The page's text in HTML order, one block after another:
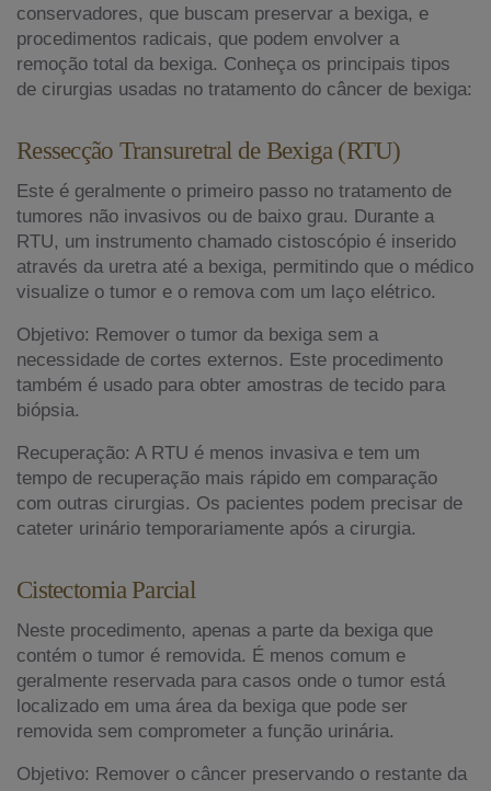
conservadores, que buscam preservar a bexiga, e
procedimentos radicais, que podem envolver a
remoção total da bexiga. Conheça os principais tipos
de cirurgias usadas no tratamento do câncer de bexiga:
Ressecção Transuretral de Bexiga (RTU)
Este é geralmente o primeiro passo no tratamento de
tumores não invasivos ou de baixo grau. Durante a
RTU, um instrumento chamado cistoscópio é inserido
através da uretra até a bexiga, permitindo que o médico
visualize o tumor e o remova com um laço elétrico.
Objetivo: Remover o tumor da bexiga sem a
necessidade de cortes externos. Este procedimento
também é usado para obter amostras de tecido para
biópsia.
Recuperação: A RTU é menos invasiva e tem um
tempo de recuperação mais rápido em comparação
com outras cirurgias. Os pacientes podem precisar de
cateter urinário temporariamente após a cirurgia.
Cistectomia Parcial
Neste procedimento, apenas a parte da bexiga que
contém o tumor é removida. É menos comum e
geralmente reservada para casos onde o tumor está
localizado em uma área da bexiga que pode ser
removida sem comprometer a função urinária.
Objetivo: Remover o câncer preservando o restante da